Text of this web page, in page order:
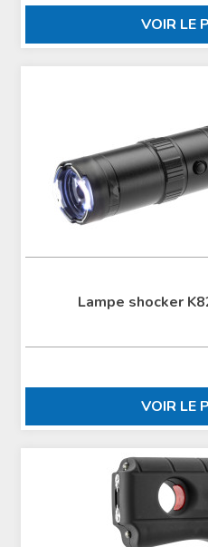
VOIR LE
Lampe shocker
VOIR LE